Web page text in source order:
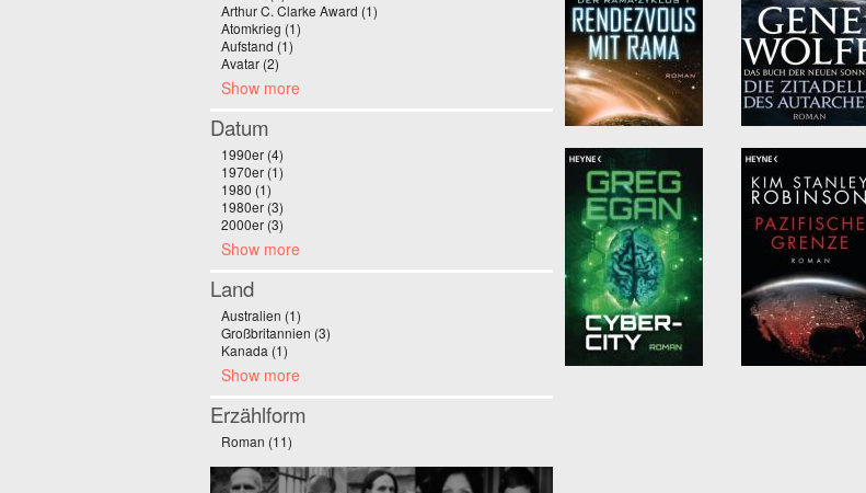
Arthur C. Clarke Award (1) Apply Arthur C. Clarke Award filter
Atomkrieg (1)
Aufstand (1)
Avatar (2)
Show more
Datum
1990er (4)
1970er (1)
1980 (1)
1980er (3)
2000er (3)
Show more
Land
Australien (1)
Großbritannien (3)
Kanada (1)
Show more
Erzählform
Roman (11)